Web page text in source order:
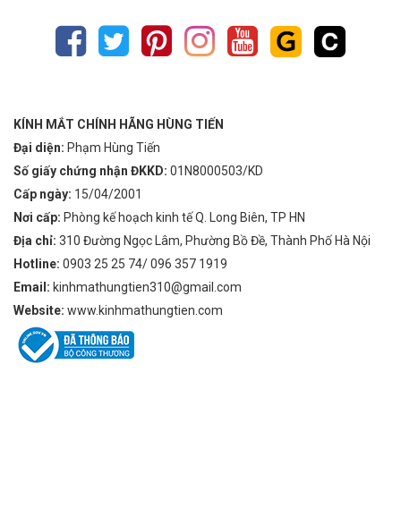
KÍNH MẮT CHÍNH HÃNG HÙNG TIẾN
Đại diện: Phạm Hùng Tiến
Số giấy chứng nhận ĐKKD: 01N8000503/KD
Cấp ngày: 15/04/2001
Nơi cấp: Phòng kế hoạch kinh tế Q. Long Biên, TP HN
Địa chỉ: 310 Đường Ngọc Lâm, Phường Bồ Đề, Thành Phố Hà Nội
Hotline: 0903 25 25 74/ 096 357 1919
Email: kinhmathungtien310@gmail.com
Website: www.kinhmathungtien.com